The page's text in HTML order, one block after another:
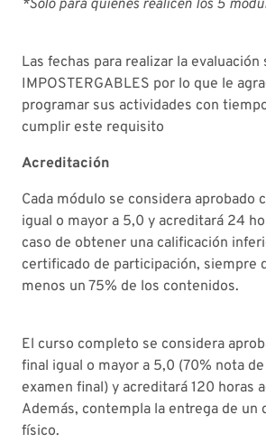
*Sólo para quienes realicen los 5
Las fechas para realizar la evaluación
IMPOSTERGABLES por lo que le
programar sus actividades con
cumplir este requisito
Acreditación
Cada módulo se considera aprobado
igual o mayor a 5,0 y acreditará 24
caso de obtener una calificación
certificado de participación, siempre
menos un 75% de los contenidos.
El curso completo se considera
final igual o mayor a 5,0 (70% nota
examen final) y acreditará 120 horas
Además, contempla la entrega de un
físico.